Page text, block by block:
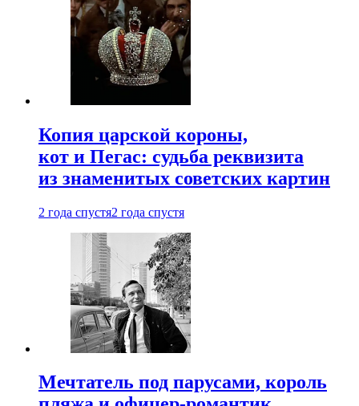
Копия царской короны,
кот и Пегас: судьба реквизита
из знаменитых советских картин
2 года спустя2 года спустя
Мечтатель под парусами, король